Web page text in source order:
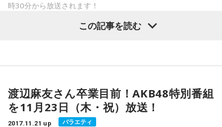
お話は楽しいのですが、コーナーが始まって1年半が経ったも
のの、リスナーからの反応は薄いようで、先日の放送では
ラジコでラジオを聴こう！
▼スマートフォンで聴くなら
▼プレミアム会員登録はこちらから
http://radiko.jp/rg/premium/
時30分から放送されます！
『安元洋貴・江口拓也のミクチャラジオ』とは？
パーソナリティを務めるのは、アニメ『鬼灯の冷徹』シリー
ズの鬼灯役や11月23日（木）公開の映画『ジャスティス・リ
ーグ』でアクアマンの吹き替えを担当している
この記事を読む
渡辺麻友さん卒業目前！AKB48特別番組
を11月23日（木・祝）放送！
2017.11.21 up バラエティ